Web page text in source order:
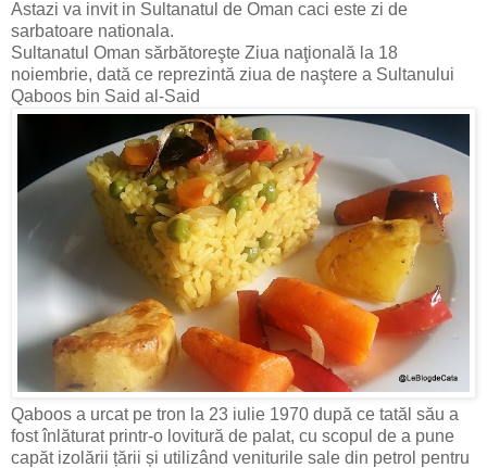
Astazi va invit in Sultanatul de Oman caci este zi de
sarbatoare nationala.
Sultanatul Oman sărbătoreşte Ziua naţională la 18
noiembrie, dată ce reprezintă ziua de naştere a Sultanului
Qaboos bin Said al-Said
Qaboos a urcat pe tron la 23 iulie 1970 după ce tatăl său a
fost înlăturat printr-o lovitură de palat, cu scopul de a pune
capăt izolării țării și utilizând veniturile sale din petrol pentru